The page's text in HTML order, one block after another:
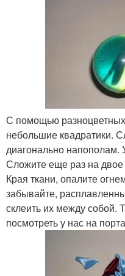
С помощью
небольшие квадратики.
диагонально напополам.
Сложите еще раз на
Края ткани, опалите
забывайте,
склеить их между
посмотреть у нас на